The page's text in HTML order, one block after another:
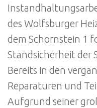
des Wolfsburger
dem Schornstein 1
Standsicherheit der
Bereits in den
Reparaturen und
Aufgrund seiner